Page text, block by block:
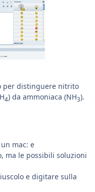
per distinguere nitrito
4) da ammoniaca (NH3).
mac: e
ma le possibili soluzioni
e digitare sulla